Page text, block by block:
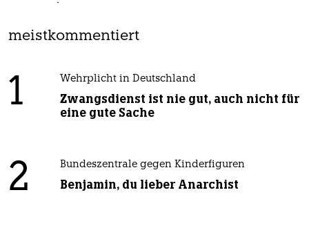
meistkommentiert
1 Wehrplicht in Deutschland
Zwangsdienst ist nie gut, auch nicht für
eine gute Sache
2 Bundeszentrale gegen Kinderfiguren
Benjamin, du lieber Anarchist